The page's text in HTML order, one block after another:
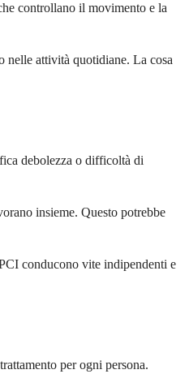
controllano il movimento e la
nelle attività quotidiane. La cosa
debolezza o difficoltà di
insieme. Questo potrebbe
conducono vite indipendenti e
per ogni persona.